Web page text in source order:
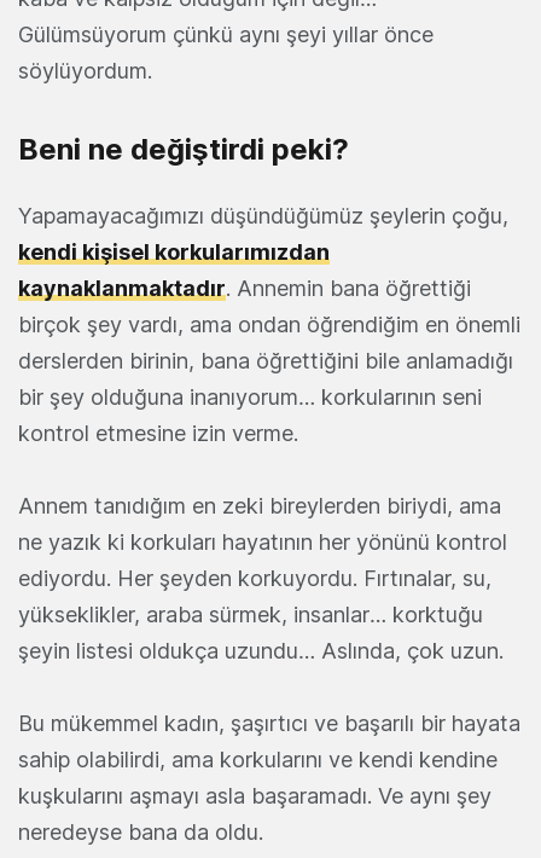
Gülümsüyorum çünkü aynı şeyi yıllar önce
söylüyordum.
Beni ne değiştirdi peki?
Yapamayacağımızı düşündüğümüz şeylerin çoğu,
kendi kişisel korkularımızdan
kaynaklanmaktadır. Annemin bana öğrettiği
birçok şey vardı, ama ondan öğrendiğim en önemli
derslerden birinin, bana öğrettiğini bile anlamadığı
bir şey olduğuna inanıyorum… korkularının seni
kontrol etmesine izin verme.
Annem tanıdığım en zeki bireylerden biriydi, ama
ne yazık ki korkuları hayatının her yönünü kontrol
ediyordu. Her şeyden korkuyordu. Fırtınalar, su,
yükseklikler, araba sürmek, insanlar… korktuğu
şeyin listesi oldukça uzundu… Aslında, çok uzun.
Bu mükemmel kadın, şaşırtıcı ve başarılı bir hayata
sahip olabilirdi, ama korkularını ve kendi kendine
kuşkularını aşmayı asla başaramadı. Ve aynı şey
neredeyse bana da oldu.